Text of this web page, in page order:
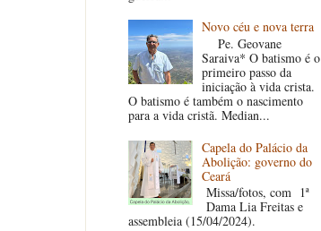
Novo céu e nova terra
Pe. Geovane
Saraiva* O batismo é o
primeiro passo da
iniciação à vida crista.
O batismo é também o nascimento
para a vida cristã. Median...
Capela do Palácio da
Abolição: governo do
Ceará
Missa/fotos, com 1ª
Dama Lia Freitas e
assembleia (15/04/2024).